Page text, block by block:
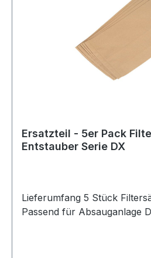
Ersatzteil - 5er Pack
Entstauber Serie DX
Lieferumfang 5 Stück Filtersäcke Beschreibung
Passend für Absauganlage